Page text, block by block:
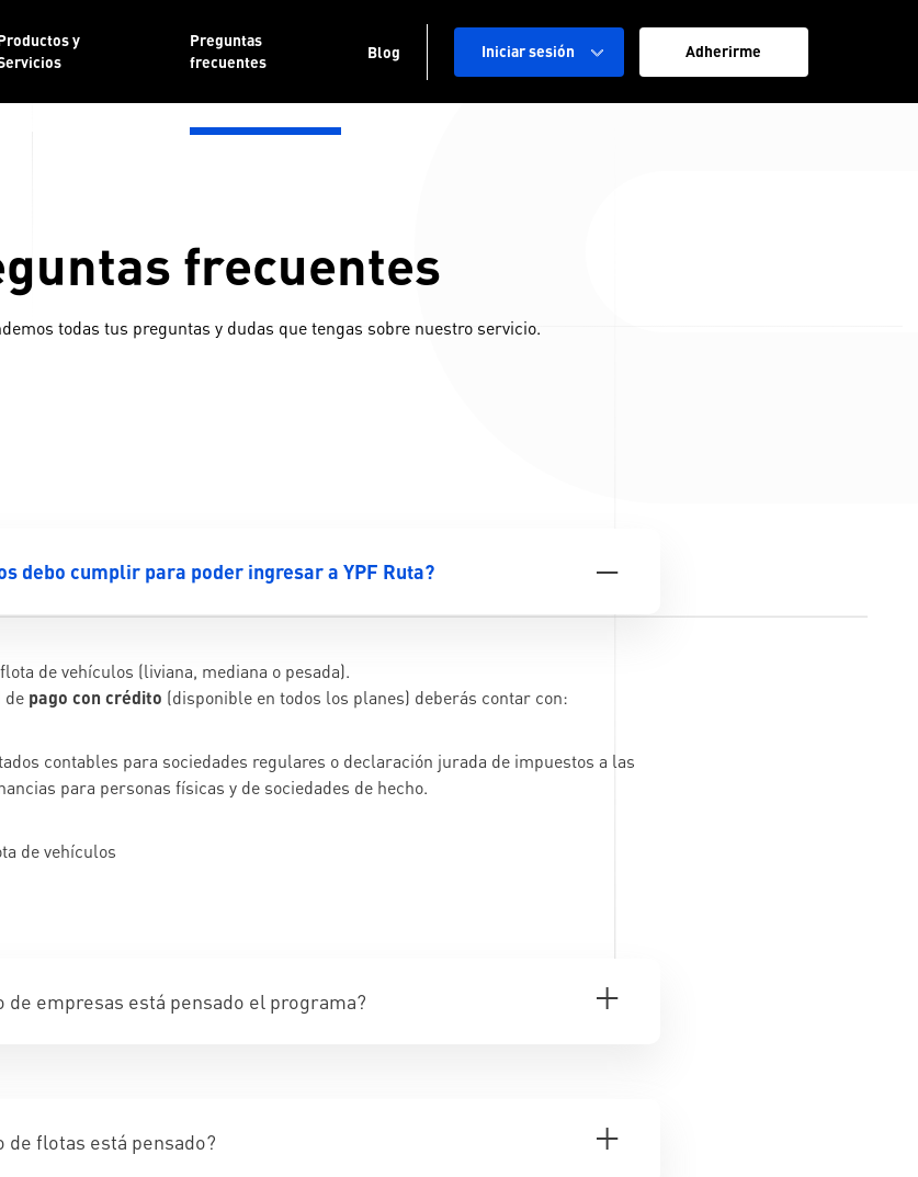
y
Preguntas
frecuentes
Blog Iniciar sesión Adherirme
frecuentes
todas tus preguntas y dudas que tengas sobre nuestro servicio.
debo cumplir para poder ingresar a YPF Ruta?
de vehículos (liviana, mediana o pesada).
de pago con crédito (disponible en todos los planes) deberás contar con:
contables para sociedades regulares o declaración jurada de impuestos a las
para personas físicas y de sociedades de hecho.
de vehículos
de empresas está pensado el programa?
de flotas está pensado?